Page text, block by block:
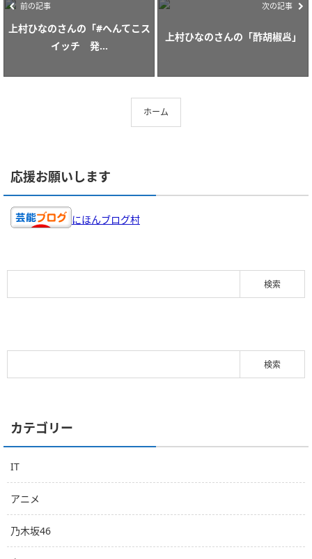
前の記事
上村ひなのさんの「#へんてこス
イッチ 発...
次の記事
上村ひなのさんの「酢胡椒🥟」
ホーム
応援お願いします
にほんブログ村
カテゴリー
IT
アニメ
乃木坂46